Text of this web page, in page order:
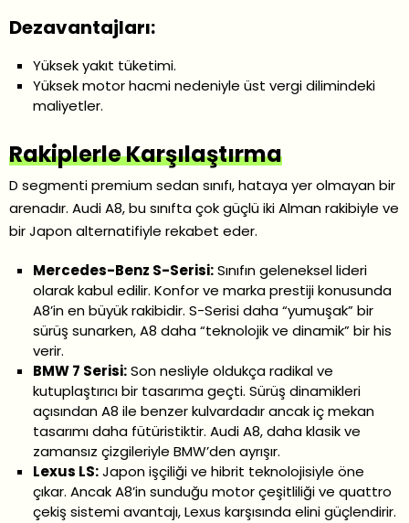
Dezavantajları:
Yüksek yakıt tüketimi.
Yüksek motor hacmi nedeniyle üst vergi dilimindeki
maliyetler.
Rakiplerle Karşılaştırma
D segmenti premium sedan sınıfı, hataya yer olmayan bir
arenadır. Audi A8, bu sınıfta çok güçlü iki Alman rakibiyle ve
bir Japon alternatifiyle rekabet eder.
Mercedes-Benz S-Serisi:Sınıfın geleneksel lideri
olarak kabul edilir. Konfor ve marka prestiji konusunda
A8’in en büyük rakibidir. S-Serisi daha “yumuşak” bir
sürüş sunarken, A8 daha “teknolojik ve dinamik” bir his
verir.
BMW 7 Serisi:Son nesliyle oldukça radikal ve
kutuplaştırıcı bir tasarıma geçti. Sürüş dinamikleri
açısından A8 ile benzer kulvardadır ancak iç mekan
tasarımı daha fütüristiktir. Audi A8, daha klasik ve
zamansız çizgileriyle BMW’den ayrışır.
Lexus LS:Japon işçiliği ve hibrit teknolojisiyle öne
çıkar. Ancak A8’in sunduğu motor çeşitliliği ve quattro
çekiş sistemi avantajı, Lexus karşısında elini güçlendirir.